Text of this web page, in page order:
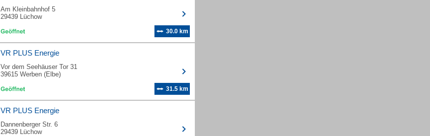
Am Kleinbahnhof 5
29439 Lüchow
30.0 km
VR PLUS Energie
Vor dem Seehäuser Tor 31
39615 Werben (Elbe)
31.5 km
VR PLUS Energie
Dannenberger Str. 6
29439 Lüchow